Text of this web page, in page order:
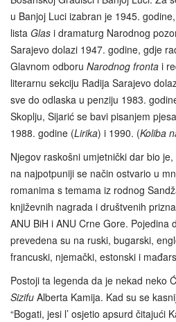
u Banjoj Luci izabran je 1945.
lista Glas i dramaturg Narodnog
Sarajevo dolazi 1947. godine, gdje
Glavnom odboru Narodnog fronta i
literarnu sekciju Radija Sarajevo
sve do odlaska u penziju 1983.
Skoplju, Sijarić se bavi pisanjem
1988. godine (Lirika) i 1990. (Koliba
Njegov raskošni umjetnički dar bio
na najpotpuniji se način ostvario u
romanima s temama iz rodnog
književnih nagrada i društvenih
ANU BiH i ANU Crne Gore. Pojedina
prevedena su na ruski, bugarski,
francuski, njemački, estonski i
Postoji ta legenda da je nekad neko
Sizifu Alberta Kamija. Kad su se
“Bogati, jesi l’ osjetio apsurd čitajući